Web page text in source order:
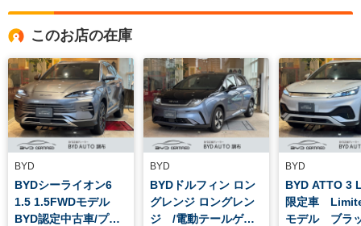
このお店の在庫
BYD
BYDシーライオン6
1.5 1.5FWDモデル
BYD認定中古車/プラ
BYD
BYDドルフィン ロン
グレンジ ロングレン
ジ /電動テールゲー
BYD
BYD ATTO 3
限定車
モデル ブラ